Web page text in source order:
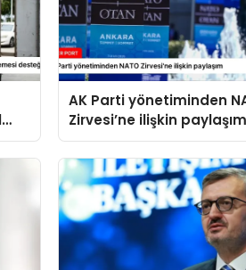
AK Parti yönetiminden
Zirvesi’ne ilişkin paylaşım